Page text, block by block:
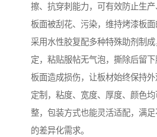
擦、抗穿刺能力，可有效防止生
板面被刮花、污染，维持烤漆板
采用水性胶复配多种特殊助剂制
定，粘贴服帖无气泡，撕除后留
板面造成损伤，让板材始终保持
定制，粘度、宽度、厚度、颜色
整，包装方式也能灵活适配，满
的差异化需求。